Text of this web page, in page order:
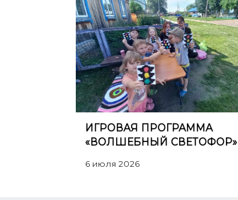
​ИГРОВАЯ ПРОГРАММА
«ВОЛШЕБНЫЙ СВЕТОФОР»
6 июля 2026